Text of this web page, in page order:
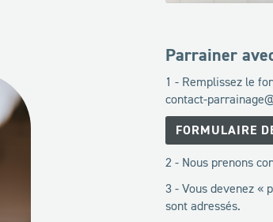
Parrainer
1 - Remplissez le
contact-
FORMULAIRE
2 - Nous prenons
3 - Vous devenez «
sont adressés.